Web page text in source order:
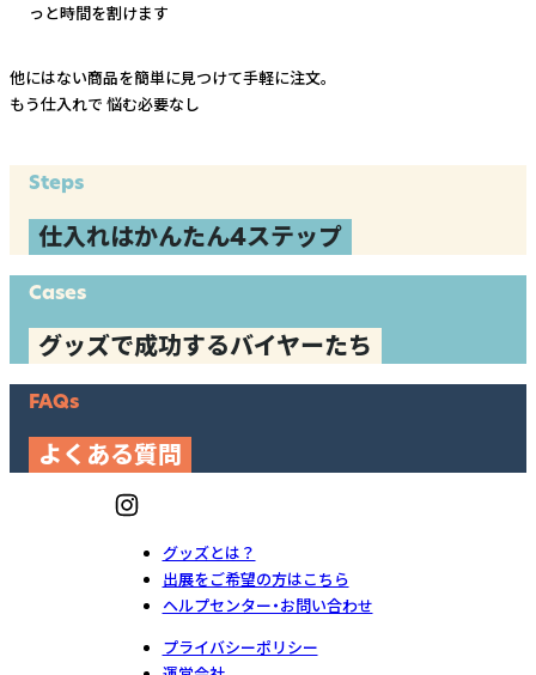
っと時間を割けます
他にはない商品を簡単に見つけて手軽に注文。
もう仕入れで 悩む必要なし
Steps
仕入れはかんたん4ステップ
Cases
グッズで成功するバイヤーたち
FAQs
よくある質問
グッズとは？
出展をご希望の方はこちら
ヘルプセンター・お問い合わせ
プライバシーポリシー